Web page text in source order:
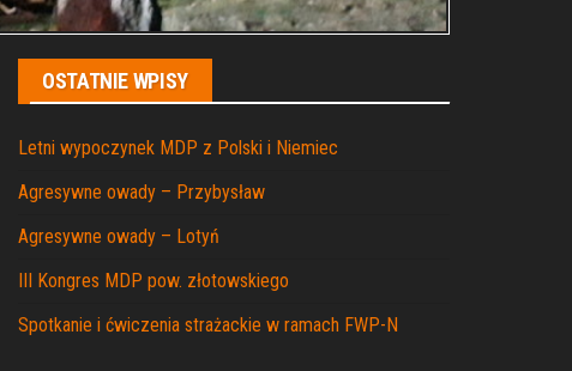
OSTATNIE WPISY
Letni wypoczynek MDP z Polski i Niemiec
Agresywne owady – Przybysław
Agresywne owady – Lotyń
III Kongres MDP pow. złotowskiego
Spotkanie i ćwiczenia strażackie w ramach FWP-N